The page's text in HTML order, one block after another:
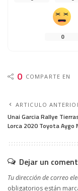
0
0 COMPARTE EN
ARTICULO
Unai Garcia Rallye
Lorca 2020 Toyota Aygo
Dejar un
Tu dirección de correo
obligatorios están